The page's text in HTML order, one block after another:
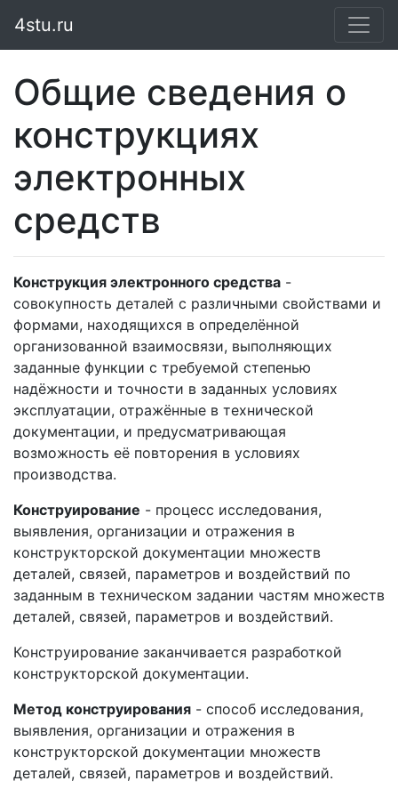
4stu.ru
Общие сведения о
конструкциях
электронных
средств
Конструкция электронного средства -
совокупность деталей с различными свойствами и
формами, находящихся в определённой
организованной взаимосвязи, выполняющих
заданные функции с требуемой степенью
надёжности и точности в заданных условиях
эксплуатации, отражённые в технической
документации, и предусматривающая
возможность её повторения в условиях
производства.
Конструирование - процесс исследования,
выявления, организации и отражения в
конструкторской документации множеств
деталей, связей, параметров и воздействий по
заданным в техническом задании частям множеств
деталей, связей, параметров и воздействий.
Конструирование заканчивается разработкой
конструкторской документации.
Метод конструирования - способ исследования,
выявления, организации и отражения в
конструкторской документации множеств
деталей, связей, параметров и воздействий.